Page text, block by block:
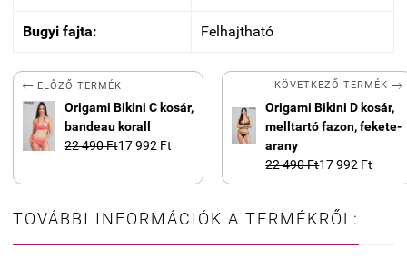
Bugyi fajta: Felhajtható
 ELŐZŐ TERMÉK
Origami Bikini C kosár,
bandeau korall
22 490 Ft17 992 Ft
KÖVETKEZŐ TERMÉK 
Origami Bikini D kosár,
melltartó fazon, fekete-
arany
22 490 Ft17 992 Ft
TOVÁBBI INFORMÁCIÓK A TERMÉKRŐL: